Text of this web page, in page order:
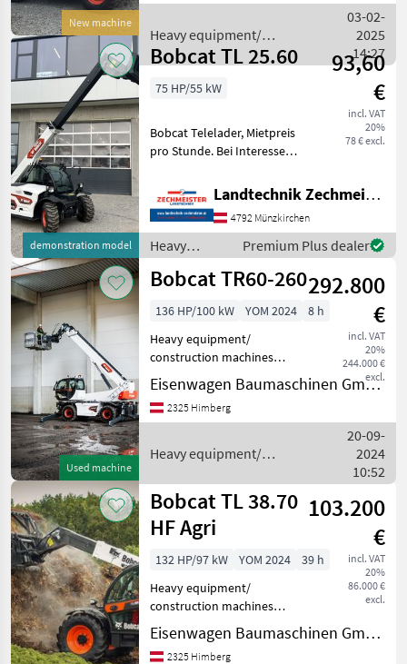
New machine
Heavy equipment/
construction machines /
Bobcat
03-02-
2025
14:27
demonstration model
Bobcat TL 25.60
93,60
€
incl. VAT
20%
78 € excl.
75 HP/55 kW
Bobcat Telelader, Mietpreis
pro Stunde. Bei Interesse
Sonderpreis gekauft
werden agri gear type:
Hydrostatic drive, Fuel:
Diesel, Steering-type: 4-wh
Landtechnik Zechmeister GmbH & Co KG
4792 Münzkirchen
Heavy
equipment/
construction
Bobcat
Premium Plus dealer
Used machine
Bobcat TR60-260292.800
€
incl. VAT
20%
244.000 €
excl.
136 HP/100 kW YOM 2024
8 h
Heavy equipment/
construction machines
Telehandlers/ telescopic
loaders
Eisenwagen Baumaschinen GmbH
2325 Himberg
Heavy equipment/
Bobcat
20-09-
2024
10:52
Bobcat TL 38.70
HF Agri
103.200
€
incl. VAT
20%
86.000 €
excl.
132 HP/97 kW YOM 2024
39 h
Heavy equipment/
construction machines
Telehandlers/ telescopic
loaders
Eisenwagen Baumaschinen GmbH
2325 Himberg